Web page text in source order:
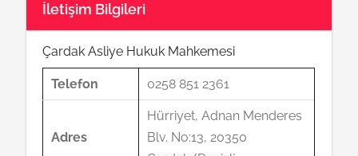
İletişim Bilgileri
Çardak Asliye Hukuk Mahkemesi
Telefon 0258 851 2361
Adres
Hürriyet, Adnan Menderes
Blv. No:13, 20350